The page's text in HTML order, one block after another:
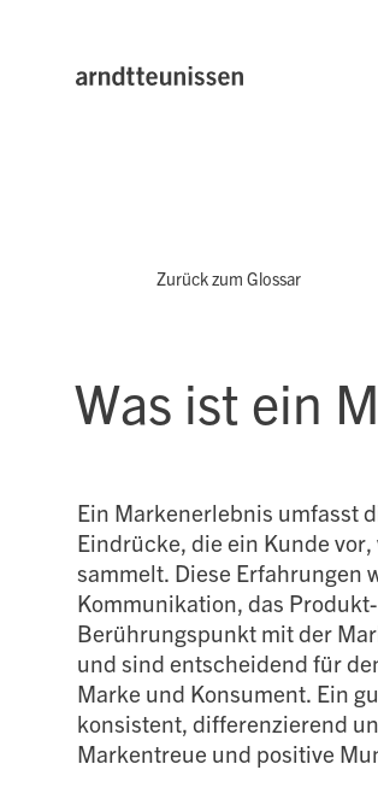
Zurück zum Glossar
Was ist ein
Ein Markenerlebnis umfasst
Eindrücke, die ein Kunde
sammelt. Diese Erfahrungen
Kommunikation, das
Berührungspunkt mit der
und sind entscheidend für
Marke und Konsument. Ein
konsistent, differenzierend
Markentreue und positive